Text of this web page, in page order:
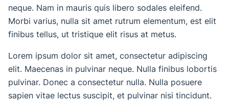
neque. Nam in mauris quis libero sodales eleifend.
Morbi varius, nulla sit amet rutrum elementum, est elit
finibus tellus, ut tristique elit risus at metus.
Lorem ipsum dolor sit amet, consectetur adipiscing
elit. Maecenas in pulvinar neque. Nulla finibus lobortis
pulvinar. Donec a consectetur nulla. Nulla posuere
sapien vitae lectus suscipit, et pulvinar nisi tincidunt.